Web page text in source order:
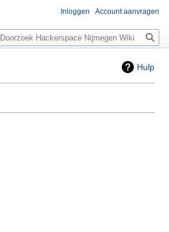
Hulp
Inloggen Account aanvragen
Zoeken